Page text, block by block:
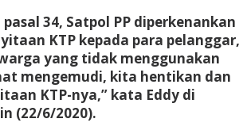
pasal 34, Satpol PP diperkenankan
KTP kepada para pelanggar,
yang tidak menggunakan
mengemudi, kita hentikan dan
KTP-nya,” kata Eddy di
(22/6/2020).